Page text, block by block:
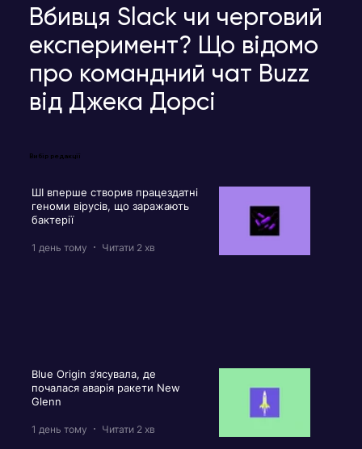
Вбивця Slack чи черговий
експеримент? Що відомо
про командний чат Buzz
від Джека Дорсі
Вибір редакції
ШІ вперше створив працездатні
геноми вірусів, що заражають
бактерії
1 день тому Читати 2 хв
Blue Origin з’ясувала, де
почалася аварія ракети New
Glenn
1 день тому Читати 2 хв